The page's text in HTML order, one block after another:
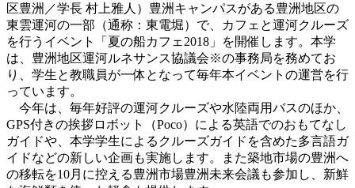
区豊洲／学長 村上雅人）豊洲キャンパスがある豊洲地区の
東雲運河の一部（通称：東電堀）で、カフェと運河クルーズ
を行うイベント「夏の船カフェ2018」を開催します。本学
は、豊洲地区運河ルネサンス協議会※の事務局を務めてお
り、学生と教職員が一体となって毎年本イベントの運営を行
っています。
今年は、毎年好評の運河クルーズや水陸両用バスのほか、
GPS付きの挨拶ロボット（Poco）による英語でのおもてなし
ガイドや、本学学生によるクルーズガイドを含めた多言語ガ
イドなどの新しい企画も実施します。また築地市場の豊洲へ
の移転を10月に控える豊洲市場豊洲未来会議も参加し、新鮮